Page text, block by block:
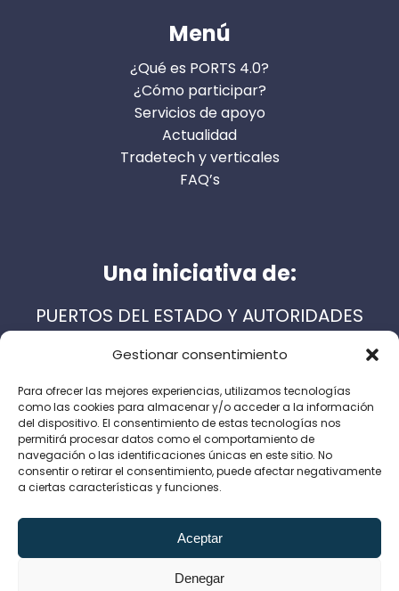
Gestionar consentimiento
Para ofrecer las mejores experiencias, utilizamos tecnologías
como las cookies para almacenar y/o acceder a la información
del dispositivo. El consentimiento de estas tecnologías nos
permitirá procesar datos como el comportamiento de
navegación o las identificaciones únicas en este sitio. No
consentir o retirar el consentimiento, puede afectar negativamente
a ciertas características y funciones.
Aceptar
Denegar
Menú
¿Qué es PORTS 4.0?
¿Cómo participar?
Servicios de apoyo
Actualidad
Tradetech y verticales
FAQ’s
Una iniciativa de:
PUERTOS DEL ESTADO Y AUTORIDADES
PORTUARIAS ESPAÑOLAS
Servicios de apoyo:
Aviso Legal
Política de Privacidad
Política de cookies
Canal de denuncias